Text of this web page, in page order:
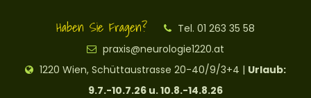
Haben Sie Fragen?
Tel. 01 263 35 58
praxis@neurologie1220.at
1220 Wien, Schüttaustrasse 20-40/9/3+4 | Urlaub:
9.7.-10.7.26 u. 10.8.-14.8.26